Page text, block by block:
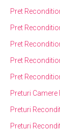
Pret
Pret
Pret
Pret
Pret
Preturi Camere
Preturi
Preturi